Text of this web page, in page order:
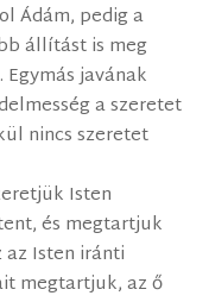
Ádám, pedig a
állítást is meg
javának
a szeretet
nincs szeretet
Isten
és megtartjuk
Isten iránti
megtartjuk, az ő